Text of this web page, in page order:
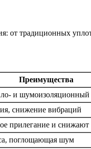
от традиционных
Преимущества
и шумоизоляционный
снижение вибраций
прилегание и снижают
поглощающая шум